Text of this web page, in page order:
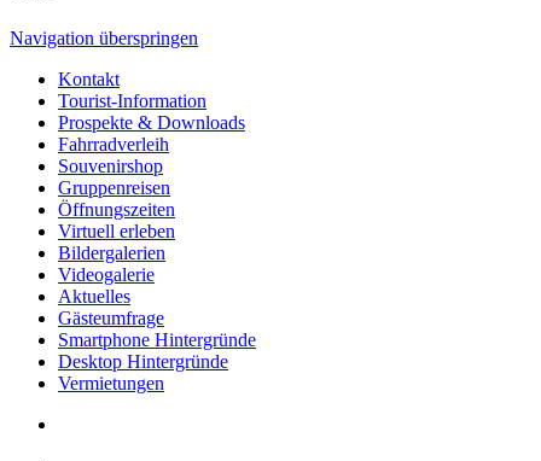
Navigation überspringen
Kontakt
Tourist-Information
Prospekte & Downloads
Fahrradverleih
Souvenirshop
Gruppenreisen
Öffnungszeiten
Virtuell erleben
Bildergalerien
Videogalerie
Aktuelles
Gästeumfrage
Smartphone Hintergründe
Desktop Hintergründe
Vermietungen